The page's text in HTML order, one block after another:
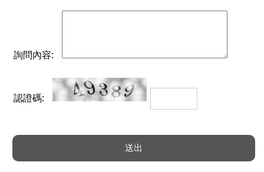
詢問內容:
認證碼: